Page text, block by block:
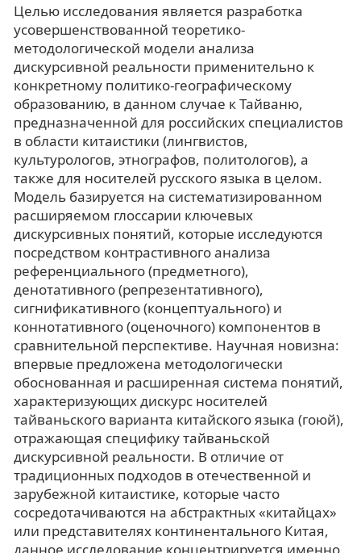
Целью исследования является разработка
усовершенствованной теоретико-
методологической модели анализа
дискурсивной реальности применительно к
конкретному политико-географическому
образованию, в данном случае к Тайваню,
предназначенной для российских специалистов
в области китаистики (лингвистов,
культурологов, этнографов, политологов), а
также для носителей русского языка в целом.
Модель базируется на систематизированном
расширяемом глоссарии ключевых
дискурсивных понятий, которые исследуются
посредством контрастивного анализа
референциального (предметного),
денотативного (репрезентативного),
сигнификативного (концептуального) и
коннотативного (оценочного) компонентов в
сравнительной перспективе. Научная новизна:
впервые предложена методологически
обоснованная и расширенная система понятий,
характеризующих дискурс носителей
тайваньского варианта китайского языка (гоюй),
отражающая специфику тайваньской
дискурсивной реальности. В отличие от
традиционных подходов в отечественной и
зарубежной китаистике, которые часто
сосредотачиваются на абстрактных «китайцах»
или представителях континентального Китая,
данное исследование концентрируется именно